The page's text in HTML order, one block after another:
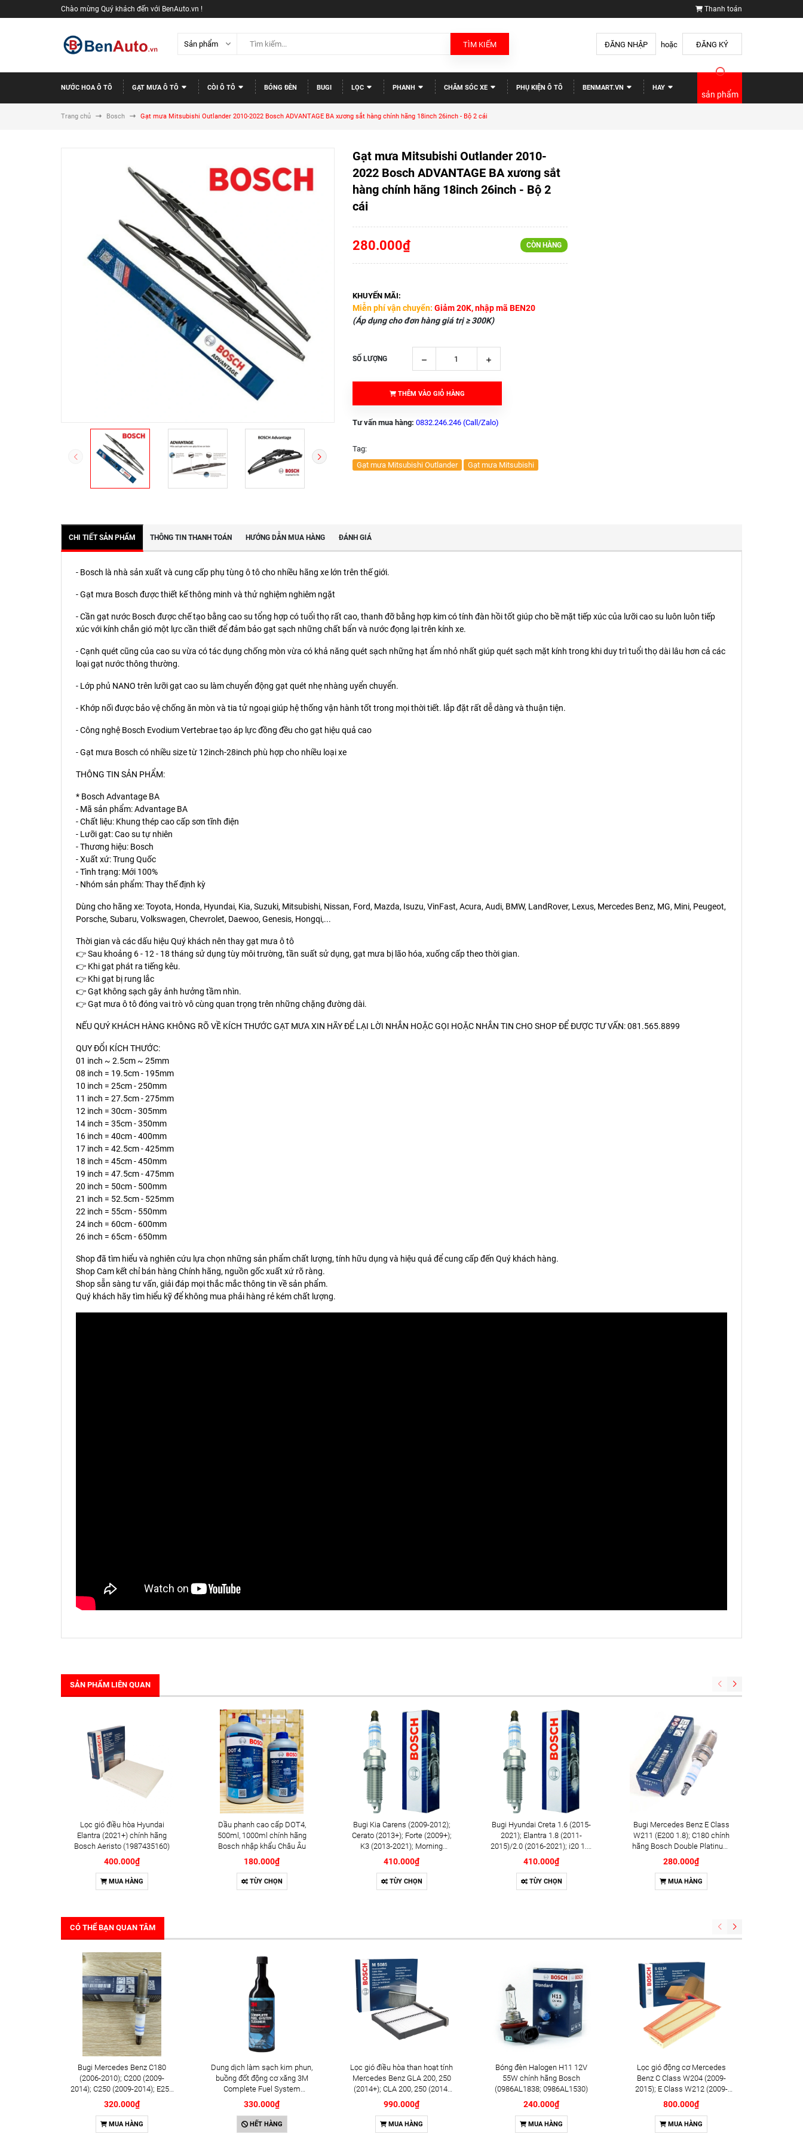
Chào mừng Quý khách đến với BenAuto.vn ! Thanh toán
TÌM KIẾM ĐĂNG NHẬP hoặc ĐĂNG KÝ
NƯỚC HOA Ô TÔ GẠT MƯA Ô TÔ CÒI Ô TÔ BÓNG ĐÈN BUGI LỌC PHANH CHĂM SÓC XE PHỤ KIỆN Ô TÔ BENMART.VN HAY
sản phẩm
Trang chủ Bosch Gạt mưa Mitsubishi Outlander 2010-2022 Bosch ADVANTAGE BA xương sắt hàng chính hãng 18inch 26inch - Bộ 2 cái
Gạt mưa Mitsubishi Outlander 2010-
2022 Bosch ADVANTAGE BA xương sắt
hàng chính hãng 18inch 26inch - Bộ 2
cái
280.000₫ CÒN HÀNG
KHUYẾN MÃI:
Miễn phí vận chuyển: Giảm 20K, nhập mã BEN20
(Áp dụng cho đơn hàng giá trị ≥ 300K)
SỐ LƯỢNG
THÊM VÀO GIỎ HÀNG
Tư vấn mua hàng: 0832.246.246 (Call/Zalo)
Tag:
Gạt mưa Mitsubishi Outlander
Gạt mưa Mitsubishi
CHI TIẾT SẢN PHẨM THÔNG TIN THANH TOÁN HƯỚNG DẪN MUA HÀNG ĐÁNH GIÁ
- Bosch là nhà sản xuất và cung cấp phụ tùng ô tô cho nhiều hãng xe lớn trên thế giới.
- Gạt mưa Bosch được thiết kế thông minh và thử nghiệm nghiêm ngặt
- Cần gạt nước Bosch được chế tạo bằng cao su tổng hợp có tuổi thọ rất cao, thanh đỡ bằng hợp kim có tính đàn hồi tốt giúp cho bề mặt tiếp xúc của lưỡi cao su luôn luôn tiếp
xúc với kính chắn gió một lực cần thiết để đảm bảo gạt sạch những chất bẩn và nước đọng lại trên kính xe.
- Cạnh quét cũng của cao su vừa có tác dụng chống mòn vừa có khả năng quét sạch những hạt ẩm nhỏ nhất giúp quét sạch mặt kính trong khi duy trì tuổi thọ dài lâu hơn cả các
loại gạt nước thông thường.
- Lớp phủ NANO trên lưỡi gạt cao su làm chuyển động gạt quét nhẹ nhàng uyển chuyển.
- Khớp nối được bảo vệ chống ăn mòn và tia tử ngoại giúp hệ thống vận hành tốt trong mọi thời tiết. lắp đặt rất dễ dàng và thuận tiện.
- Công nghệ Bosch Evodium Vertebrae tạo áp lực đồng đều cho gạt hiệu quả cao
- Gạt mưa Bosch có nhiều size từ 12inch-28inch phù hợp cho nhiều loại xe
THÔNG TIN SẢN PHẨM:
* Bosch Advantage BA
- Mã sản phẩm: Advantage BA
- Chất liệu: Khung thép cao cấp sơn tĩnh điện
- Lưỡi gạt: Cao su tự nhiên
- Thương hiệu: Bosch
- Xuất xứ: Trung Quốc
- Tình trạng: Mới 100%
- Nhóm sản phẩm: Thay thế định kỳ
Dùng cho hãng xe: Toyota, Honda, Hyundai, Kia, Suzuki, Mitsubishi, Nissan, Ford, Mazda, Isuzu, VinFast, Acura, Audi, BMW, LandRover, Lexus, Mercedes Benz, MG, Mini, Peugeot,
Porsche, Subaru, Volkswagen, Chevrolet, Daewoo, Genesis, Hongqi,...
Thời gian và các dấu hiệu Quý khách nên thay gạt mưa ô tô
👉 Sau khoảng 6 - 12 - 18 tháng sử dụng tùy môi trường, tần suất sử dụng, gạt mưa bị lão hóa, xuống cấp theo thời gian.
👉 Khi gạt phát ra tiếng kêu.
👉 Khi gạt bị rung lắc
👉 Gạt không sạch gây ảnh hưởng tầm nhìn.
👉 Gạt mưa ô tô đóng vai trò vô cùng quan trọng trên những chặng đường dài.
NẾU QUÝ KHÁCH HÀNG KHÔNG RÕ VỀ KÍCH THƯỚC GẠT MƯA XIN HÃY ĐỂ LẠI LỜI NHẮN HOẶC GỌI HOẶC NHẮN TIN CHO SHOP ĐỂ ĐƯỢC TƯ VẤN: 081.565.8899
QUY ĐỔI KÍCH THƯỚC:
01 inch ~ 2.5cm ~ 25mm
08 inch = 19.5cm - 195mm
10 inch = 25cm - 250mm
11 inch = 27.5cm - 275mm
12 inch = 30cm - 305mm
14 inch = 35cm - 350mm
16 inch = 40cm - 400mm
17 inch = 42.5cm - 425mm
18 inch = 45cm - 450mm
19 inch = 47.5cm - 475mm
20 inch = 50cm - 500mm
21 inch = 52.5cm - 525mm
22 inch = 55cm - 550mm
24 inch = 60cm - 600mm
26 inch = 65cm - 650mm
Shop đã tìm hiểu và nghiên cứu lựa chọn những sản phẩm chất lượng, tính hữu dụng và hiệu quả để cung cấp đến Quý khách hàng.
Shop Cam kết chỉ bán hàng Chính hãng, nguồn gốc xuất xứ rõ ràng.
Shop sẵn sàng tư vấn, giải đáp mọi thắc mắc thông tin về sản phẩm.
Quý khách hãy tìm hiểu kỹ để không mua phải hàng rẻ kém chất lượng.
SẢN PHẨM LIÊN QUAN
Lọc gió điều hòa Hyundai
Elantra (2021+) chính hãng
Bosch Aeristo (1987435160)
400.000₫
MUA HÀNG
Dầu phanh cao cấp DOT4,
500ml, 1000ml chính hãng
Bosch nhập khẩu Châu Âu
180.000₫
TÙY CHỌN
Bugi Kia Carens (2009-2012);
Cerato (2013+); Forte (2009+);
K3 (2013-2021); Morning
(2013-2018); Optima K5
(2012+); Rondo (2013+);
Sedona (2014-2021); Rio
(2012+); Soul (2009-2014+);
410.000₫
TÙY CHỌN
Bugi Hyundai Creta 1.6 (2015-
2021); Elantra 1.8 (2011-
2015)/2.0 (2016-2021); i20 1.4i
(2008-2014); i30 1.6 (2013-
2017); Tucson 2.0 (2015-2021)
chính hãng Bosch Double
Iridium YR7SII33U
410.000₫
TÙY CHỌN
Bugi Mercedes Benz E Class
W211 (E200 1.8); C180 chính
hãng Bosch Double Platinum
YR6MPP332 (0242240619)
280.000₫
MUA HÀNG
CÓ THỂ BẠN QUAN TÂM
Bugi Mercedes Benz C180
(2006-2010); C200 (2009-
2014); C250 (2009-2014); E250
(2009-2013); G500 (2008-
2015); GL450 (2006-2012),
S500 (2005-2011); SLK200
(2011-2015) chính hãng Bosch
320.000₫
MUA HÀNG
Dung dịch làm sạch kim phun,
buồng đốt động cơ xăng 3M
Complete Fuel System
Cleaner 473ml (08813)
330.000₫
HẾT HÀNG
Lọc gió điều hòa than hoạt tính
Mercedes Benz GLA 200, 250
(2014+); CLA 200, 250 (2014-
2019) chính hãng Bosch
(1987435505)
990.000₫
MUA HÀNG
Bóng đèn Halogen H11 12V
55W chính hãng Bosch
(0986AL1838; 0986AL1530)
240.000₫
MUA HÀNG
Lọc gió động cơ Mercedes
Benz C Class W204 (2009-
2015); E Class W212 (2009-
2016); SLK (2011-2015) chính
hãng Bosch (F026400134)
800.000₫
MUA HÀNG